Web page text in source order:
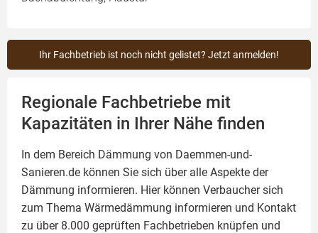
Ihr Fachbetrieb ist noch nicht gelistet? Jetzt anmelden!
Regionale Fachbetriebe mit
Kapazitäten in Ihrer Nähe finden
In dem Bereich Dämmung von Daemmen-und-
Sanieren.de können Sie sich über alle Aspekte der
Dämmung informieren. Hier können Verbaucher sich
zum Thema Wärmedämmung informieren und Kontakt
zu über 8.000 geprüften Fachbetrieben knüpfen und